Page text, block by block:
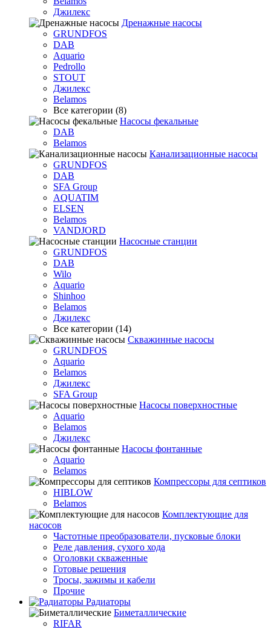
Джилекс
Дренажные насосы
GRUNDFOS
DAB
Aquario
Pedrollo
STOUT
Джилекс
Belamos
Все категории (8)
Насосы фекальные
DAB
Belamos
Канализационные насосы
GRUNDFOS
DAB
SFA Group
AQUATIM
ELSEN
Belamos
VANDJORD
Насосные станции
GRUNDFOS
DAB
Wilo
Aquario
Shinhoo
Belamos
Джилекс
Все категории (14)
Скважинные насосы
GRUNDFOS
Aquario
Belamos
Джилекс
SFA Group
Насосы поверхностные
Aquario
Belamos
Джилекс
Насосы фонтанные
Aquario
Belamos
Компрессоры для септиков
HIBLOW
Belamos
Комплектующие для
насосов
Частотные преобразователи, пусковые блоки
Реле давления, сухого хода
Оголовки скваженные
Готовые решения
Тросы, зажимы и кабели
Прочие
Радиаторы
Биметаллические
RIFAR